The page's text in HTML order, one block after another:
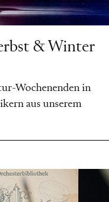
& Winter
Wochenenden in
aus unserem